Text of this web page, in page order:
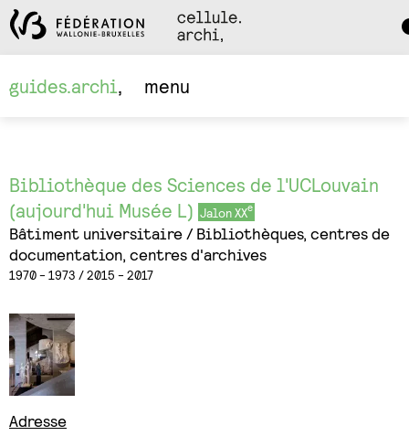
guides.archi
menu
Bibliothèque des Sciences de l'UCLouvain
(aujourd'hui Musée L) Jalon XX
Bâtiment universitaire
Bibliothèques, centres de
documentation, centres d'archives
1970 - 1973 2015 - 2017
Adresse